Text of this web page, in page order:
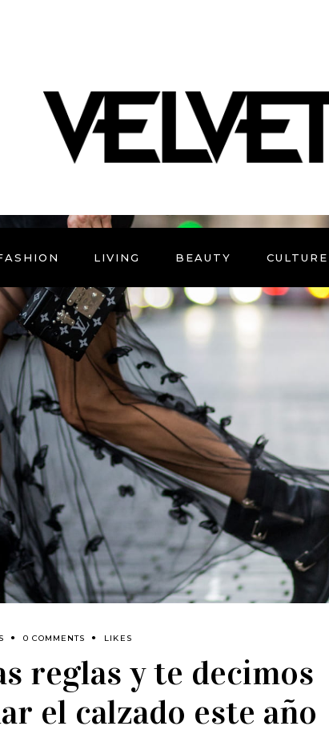
LIVING BEAUTY CULTURE
0 COMMENTS LIKES
reglas y te decimos
el calzado este año